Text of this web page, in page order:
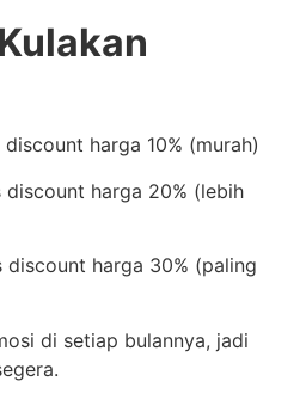
harga 10% (murah)
harga 20% (lebih
harga 30% (paling
di setiap bulannya, jadi